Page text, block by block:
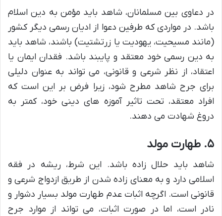
در دعاوی بین مسلمانان، شاهد باید مؤمن به دین اسلام
باشد. در مواردی که طرفین دعوا از ادیان رسمی دیگر کشور
(مانند مسیحیت، یهودیت یا زرتشتیت) باشند، شاهد باید
به دین رسمی خود معتقد و پایبند باشد. فقدان ایمان یا
اعتقاد، از نظر شرعی و قانونی، می تواند به عنوان دلیلی
برای جرح شاهد مطرح شود، زیرا فرض بر این است که
افراد معتقد، تحت تاثیر آموزه های دینی خود، کمتر به
دروغ شهادت می دهند.
۵. طهارت مولد
شاهد باید حلال زاده باشد. این شرط، ریشه در فقه
اسلامی دارد و به معنای زاده شدن از طریق ازدواج شرعی و
قانونی است. اگرچه اثبات عدم طهارت مولد بسیار دشوار و
نادر است، اما در صورت اثبات، می تواند از موارد جرح